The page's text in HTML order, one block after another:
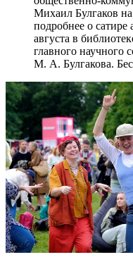
Михаил Булгаков
подробнее о
августа в
главного научного
М. А. Булгакова.